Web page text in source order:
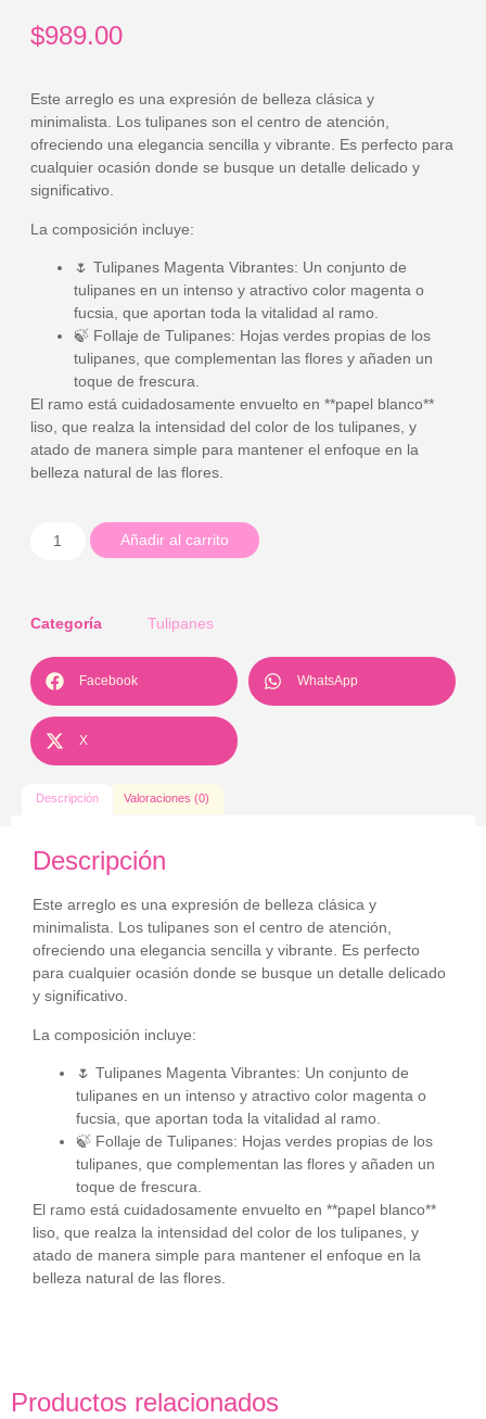
$989.00
Este arreglo es una expresión de belleza clásica y
minimalista. Los tulipanes son el centro de atención,
ofreciendo una elegancia sencilla y vibrante. Es perfecto para
cualquier ocasión donde se busque un detalle delicado y
significativo.
La composición incluye:
🌷 Tulipanes Magenta Vibrantes: Un conjunto de
tulipanes en un intenso y atractivo color magenta o
fucsia, que aportan toda la vitalidad al ramo.
🍃 Follaje de Tulipanes: Hojas verdes propias de los
tulipanes, que complementan las flores y añaden un
toque de frescura.
El ramo está cuidadosamente envuelto en **papel blanco**
liso, que realza la intensidad del color de los tulipanes, y
atado de manera simple para mantener el enfoque en la
belleza natural de las flores.
Añadir al carrito
Categoría Tulipanes
Facebook WhatsApp
X
Descripción Valoraciones (0)
Descripción
Este arreglo es una expresión de belleza clásica y
minimalista. Los tulipanes son el centro de atención,
ofreciendo una elegancia sencilla y vibrante. Es perfecto
para cualquier ocasión donde se busque un detalle delicado
y significativo.
La composición incluye:
🌷 Tulipanes Magenta Vibrantes: Un conjunto de
tulipanes en un intenso y atractivo color magenta o
fucsia, que aportan toda la vitalidad al ramo.
🍃 Follaje de Tulipanes: Hojas verdes propias de los
tulipanes, que complementan las flores y añaden un
toque de frescura.
El ramo está cuidadosamente envuelto en **papel blanco**
liso, que realza la intensidad del color de los tulipanes, y
atado de manera simple para mantener el enfoque en la
belleza natural de las flores.
Productos relacionados